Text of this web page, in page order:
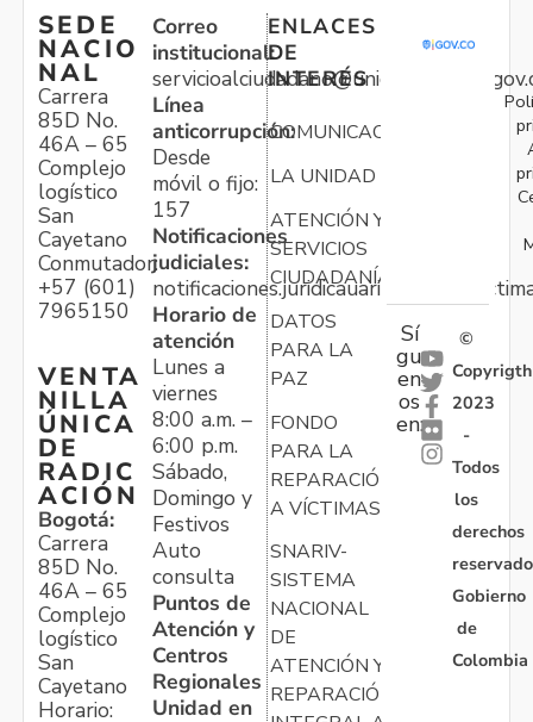
SEDE
NACIO
NAL
Carrera
85D No.
46A – 65
Complejo
logístico
San
Cayetano
Conmutador:
+57 (601)
7965150
VENTA
NILLA
ÚNICA
DE
RADIC
ACIÓN
Bogotá:
Carrera
85D No.
46A – 65
Complejo
logístico
San
Cayetano
Horario:
Correo
institucional:
Línea
anticorrupción:
Desde
móvil o fijo:
157
Notificaciones
judiciales:
Horario de
atención
Lunes a
viernes
8:00 a.m. –
6:00 p.m.
Sábado,
Domingo y
Festivos
Auto
consulta
Puntos de
Atención y
Centros
Regionales
Unidad en
ENLACES
DE
INTERÉS
COMUNICACIONES
LA UNIDAD
ATENCIÓN Y
SERVICIOS
CIUDADANÍA
DATOS
PARA LA
PAZ
FONDO
PARA LA
REPARACIÓN
A VÍCTIMAS
SNARIV-
SISTEMA
NACIONAL
DE
ATENCIÓN Y
REPARACIÓN
Sí
gu
en
os
en:
©
Copyrigth
2023
-
Todos
los
derechos
Gobierno
de
Colombia